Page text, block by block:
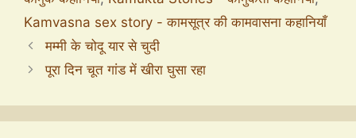
Kamvasna sex story - कामसूत्र की कामवासना कहानियाँ
मम्मी के चोदू यार से चुदी
पूरा दिन चूत गांड में खीरा घुसा रहा